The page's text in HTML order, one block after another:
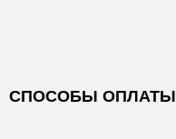
СПОСОБЫ ОПЛАТЫ